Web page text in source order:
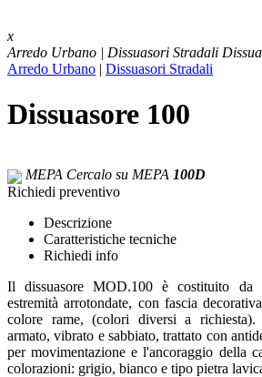
x
Arredo Urbano | Dissuasori Stradali
Arredo Urbano | Dissuasori Stradali
Dissuasore 100
MEPA Cercalo su MEPA 100D
Richiedi preventivo
Descrizione
Caratteristiche tecniche
Richiedi info
Il dissuasore MOD.100 è costituito da
estremità arrotondate, con fascia
colore rame, (colori diversi a richiesta).
armato, vibrato e sabbiato, trattato con
per movimentazione e l'ancoraggio della
colorazioni: grigio, bianco e tipo pietra